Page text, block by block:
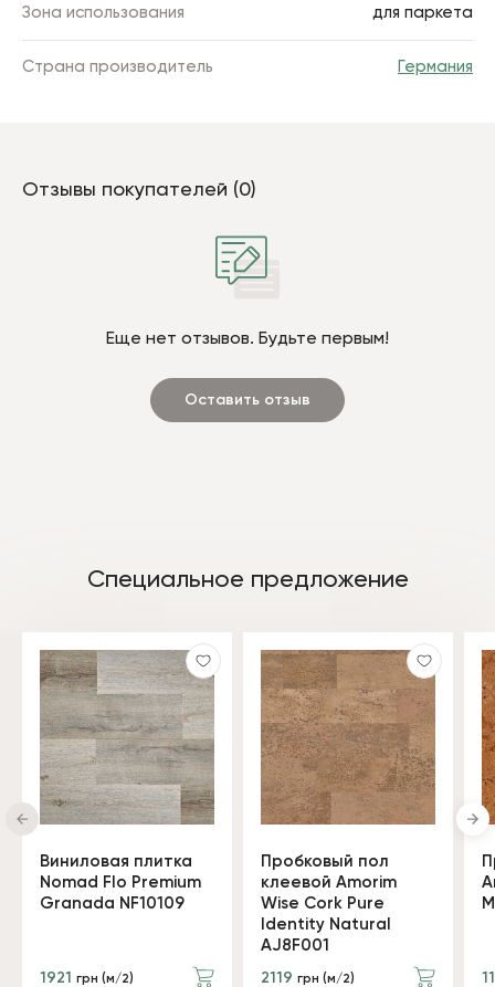
Зона использования для паркета
Страна производитель Германия
Отзывы покупателей (0)
Еще нет отзывов. Будьте первым!
Оставить отзыв
Специальное предложение
Виниловая плитка
Nomad Flo Premium
Granada NF10109
1921 грн (м/2)
Пробковый пол
клеевой Amorim
Wise Cork Pure
Identity Natural
AJ8F001
2119 грн (м/2)